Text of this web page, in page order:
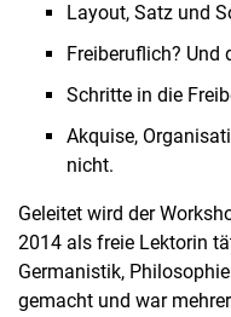
Layout, Satz und
Freiberuflich? Und
Schritte in die
Akquise,
nicht.
Geleitet wird der
2014 als freie Lektorin
Germanistik,
gemacht und war